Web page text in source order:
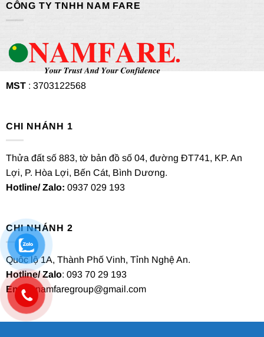
CÔNG TY TNHH NAM FARE
MST: 3703122568
CHI NHÁNH 1
Thửa đất số 883, tờ bản đồ số 04, đường ĐT741, KP. An
Lợi, P. Hòa Lợi, Bến Cát, Bình Dương.
Hotline/ Zalo: 0937 029 193
CHI NHÁNH 2
Quốc lộ 1A, Thành Phố Vinh, Tỉnh Nghệ An.
Hotline/ Zalo: 093 70 29 193
Email
: namfaregroup@gmail.com